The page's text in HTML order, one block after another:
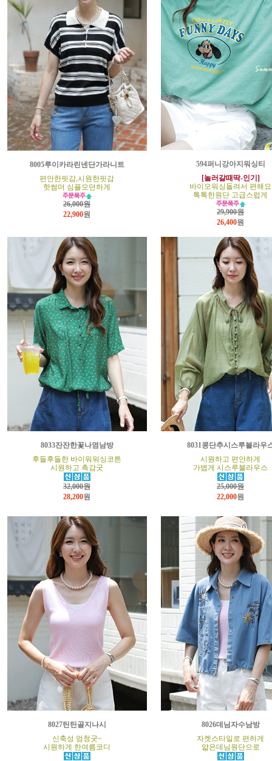
8005루이카라린넨단가라니트
편안한핏감,시원한핏감
핫썸머 심플모던하게
26,000원
22,900원
594퍼니강아지워싱티
[놀러갈때딱-인기]
바이오워싱돌려서 편해요
톡톡한원단 고급스럽게
29,900원
26,400원
8033잔잔한꽃나염남방
후들후들한 바이워워싱코튼
시원하고 촉감굿
32,000원
28,200원
8031콩단추시스루블라우
시원하고 편안하게
가볍게 시스루블라우스
25,000원
22,000원
8027틴틴골지나시
신축성 엄청굿~
시원하게 한여름코디
8026데님자수남방
자켓스타일로 편하게
얇은데님원단으로